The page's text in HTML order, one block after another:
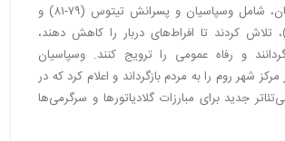
امپراتورهای فلاویان، شامل وسپاسیان و پسرانش تیتوس (۷۹-۸۱) و
(۸۱-۹۶)، تلاش کردند تا افراط‌های دربار را کاهش دهند،
و رفاه عمومی را ترویج کنند. وسپاسیان
شهر روم را به مردم بازگرداند و اعلام کرد که در
جدید برای مبارزات گلادیاتورها و سرگرمی‌ها